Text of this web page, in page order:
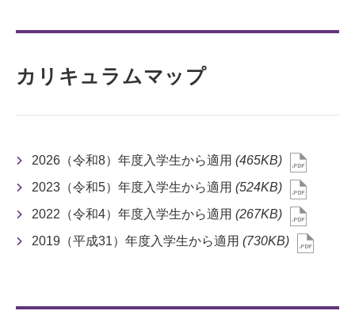
カリキュラムマップ
2026（令和8）年度入学生から適用 (465KB)
2023（令和5）年度入学生から適用 (524KB)
2022（令和4）年度入学生から適用 (267KB)
2019（平成31）年度入学生から適用 (730KB)